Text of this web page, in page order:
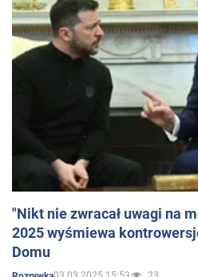
"Nikt nie zwracał uwagi na
2025 wyśmiewa
Domu